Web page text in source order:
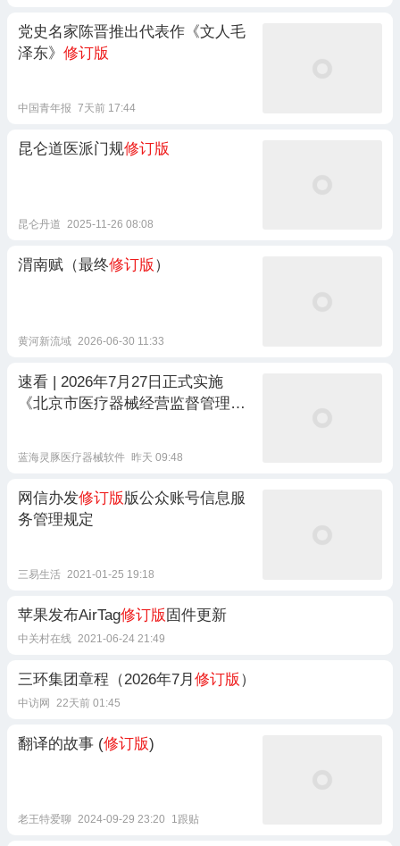
党史名家陈晋推出代表作《文人毛
泽东》 修订版
中国青年报 7天前 17:44
昆仑道医派门规修订版
昆仑丹道 2025-11-26 08:08
渭南赋（最终修订版 ）
黄河新流域 2026-06-30 11:33
速看 | 2026年7月27日正式实施
《北京市医疗器械经营监督管理办
蓝海灵豚医疗器械软件 昨天 09:48
网信办发修订版版公众账号信息服
务管理规定
三易生活 2021-01-25 19:18
苹果发布AirTag修订版 固件更新
中关村在线 2021-06-24 21:49
三环集团章程（2026年7月 修订版 ）
中访网 22天前 01:45
翻译的故事 (修订版)
老王特爱聊 2024-09-29 23:20 1跟贴